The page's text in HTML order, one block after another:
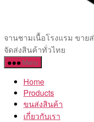
เซรามิค
ครบ
ครัน
โรงงาน
จานชามเนื้อโรงแรม ขา
จัดส่งสินค้าทั่วไทย
Menu
Home
Products
ขนส่งสินค้า
เกี่ยวกับเรา